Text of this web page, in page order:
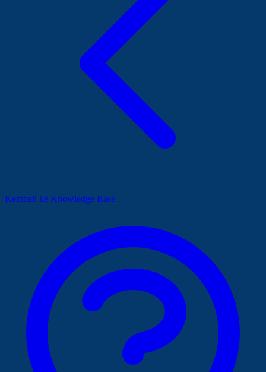
Kembali ke Knowledge Base